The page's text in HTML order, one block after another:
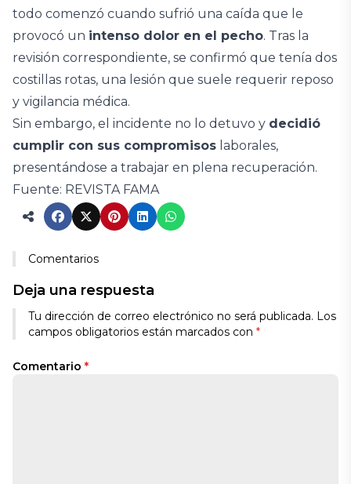
todo comenzó cuando sufrió una caída que le
provocó un intenso dolor en el pecho. Tras la
revisión correspondiente, se confirmó que tenía dos
costillas rotas, una lesión que suele requerir reposo
y vigilancia médica.
Sin embargo, el incidente no lo detuvo y decidió
cumplir con sus compromisos laborales,
presentándose a trabajar en plena recuperación.
Fuente: REVISTA FAMA
Comentarios
Deja una respuesta
Tu dirección de correo electrónico no será publicada. Los
campos obligatorios están marcados con *
Comentario *